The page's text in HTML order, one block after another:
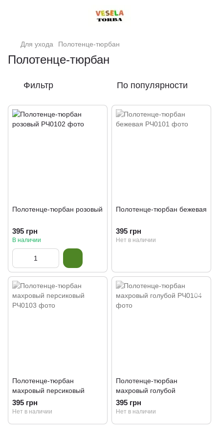
Для ухода Полотенце-тюрбан
Полотенце-тюрбан
Фильтр По популярности
Полотенце-тюрбан розовый
395 грн
В наличии
Полотенце-тюрбан бежевая
395 грн
Нет в наличии
Полотенце-тюрбан
махровый персиковый
395 грн
Нет в наличии
Полотенце-тюрбан
махровый голубой
395 грн
Нет в наличии